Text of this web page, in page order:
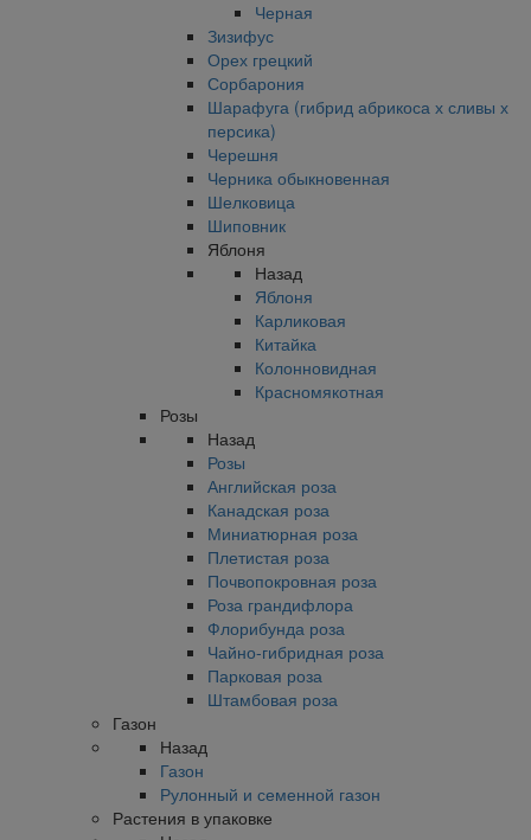
Черная
Зизифус
Орех грецкий
Сорбарония
Шарафуга (гибрид абрикоса х сливы х
персика)
Черешня
Черника обыкновенная
Шелковица
Шиповник
Яблоня
Назад
Яблоня
Карликовая
Китайка
Колонновидная
Красномякотная
Розы
Назад
Розы
Английская роза
Канадская роза
Миниатюрная роза
Плетистая роза
Почвопокровная роза
Роза грандифлора
Флорибунда роза
Чайно-гибридная роза
Парковая роза
Штамбовая роза
Газон
Назад
Газон
Рулонный и семенной газон
Растения в упаковке